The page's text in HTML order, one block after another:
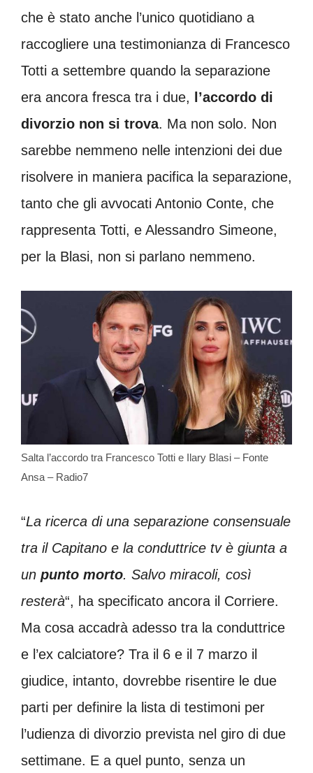
che è stato anche l’unico quotidiano a
raccogliere una testimonianza di Francesco
Totti a settembre quando la separazione
era ancora fresca tra i due, l’accordo di
divorzio non si trova. Ma non solo. Non
sarebbe nemmeno nelle intenzioni dei due
risolvere in maniera pacifica la separazione,
tanto che gli avvocati Antonio Conte, che
rappresenta Totti, e Alessandro Simeone,
per la Blasi, non si parlano nemmeno.
Salta l’accordo tra Francesco Totti e Ilary Blasi – Fonte
Ansa – Radio7
“La ricerca di una separazione consensuale
tra il Capitano e la conduttrice tv è giunta a
un punto morto. Salvo miracoli, così
resterà“, ha specificato ancora il Corriere.
Ma cosa accadrà adesso tra la conduttrice
e l’ex calciatore? Tra il 6 e il 7 marzo il
giudice, intanto, dovrebbe risentire le due
parti per definire la lista di testimoni per
l’udienza di divorzio prevista nel giro di due
settimane. E a quel punto, senza un